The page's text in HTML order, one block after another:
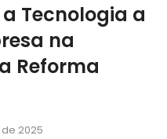
a Tecnologia a
na
Reforma
2025